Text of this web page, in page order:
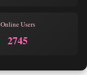
Online Users
2745